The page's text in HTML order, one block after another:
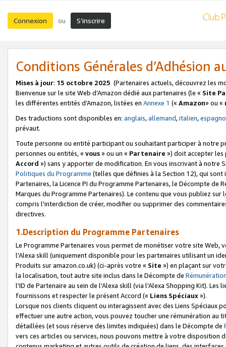
Connexion ou S’inscrire
Conditions Générales d’Adhésion
Mises à jour: 15 octobre 2025 (Partenaires actuels, découvrez les
Bienvenue sur le site Web d’Amazon dédié aux partenaires (le « Site
les différentes entités d’Amazon, listées en Annexe 1 (« Amazon» ou «
Des traductions sont disponibles en: anglais,allemand,italien,
prévaut.
Toute personne ou entité participant ou souhaitant participer à notre
personnes ou entités, « vous» ou un « Partenaire ») doit accepter les
Accord ») sans y apporter de modification. En vous inscrivant à notre
Politiques du Programme (telles que définies à la Section 12), qui
Partenaires, la Licence PI du Programme Partenaires, le Décompte de
Marques du Programme Partenaires). Le contenu que vous publiez
compris l'interdiction de créer, modifier ou supprimer des
directives.
1.Description du Programme Partenaires
Le Programme Partenaires vous permet de monétiser votre site Web,
l'Alexa skill (uniquement disponible pour les partenaires utilisant un
Produits sur amazon.co.uk) (ci-après votre « Site ») en plaçant sur
la localisation, tout autre site inclus dans le Décompte de
l'ID de Partenaire au sein de l'Alexa skill (via l'Alexa Shopping Kit).
fournissons et respecter le présent Accord (« Liens Spéciaux»).
Lorsque nos clients cliquent ou interagissent avec des Liens Spéciaux
effectuer une autre action, vous pouvez toucher une rémunération
détaillées (et sous réserve des limites indiquées) dans le Décompte de
vers ces articles ou services, nous pouvons mettre à votre disposition